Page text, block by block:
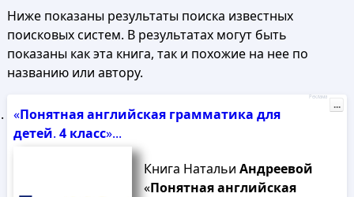
Ниже показаны результаты поиска известных
поисковых систем. В результатах могут быть
показаны как эта книга, так и похожие на нее по
названию или автору.
«Понятнаяанглийская грамматика для
детей. 4 класс»...
Книга Натальи Андреевой
«Понятнаяанглийская
Реклама
...